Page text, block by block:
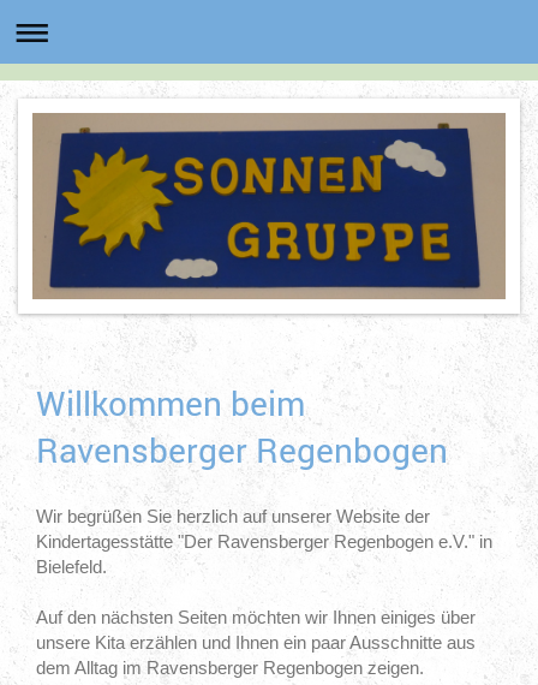
Willkommen beim
Ravensberger Regenbogen
Wir begrüßen Sie herzlich auf unserer Website der
Kindertagesstätte "Der Ravensberger Regenbogen e.V." in
Bielefeld.
Auf den nächsten Seiten möchten wir Ihnen einiges über
unsere Kita erzählen und Ihnen ein paar Ausschnitte aus
dem Alltag im Ravensberger Regenbogen zeigen.